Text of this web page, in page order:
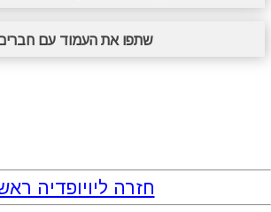
שתפו את העמוד עם
חזרה ליויופדיה